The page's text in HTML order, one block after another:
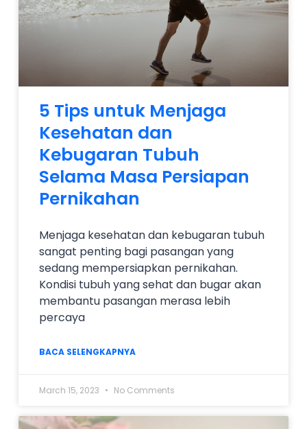
5 Tips untuk Menjaga
Kesehatan dan
Kebugaran Tubuh
Selama Masa Persiapan
Pernikahan
Menjaga kesehatan dan kebugaran tubuh
sangat penting bagi pasangan yang
sedang mempersiapkan pernikahan.
Kondisi tubuh yang sehat dan bugar akan
membantu pasangan merasa lebih
percaya
BACA SELENGKAPNYA
March 15, 2023 No Comments